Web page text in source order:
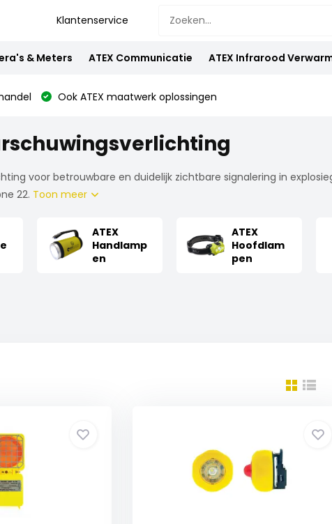
Klantenservice
& Meters ATEX Communicatie ATEX Infrarood
Ook ATEX maatwerk oplossingen
voor betrouwbare en duidelijk zichtbare signalering in
22. Toon meer
ATEX
Handlamp
en
ATEX
Hoofdlam
pen